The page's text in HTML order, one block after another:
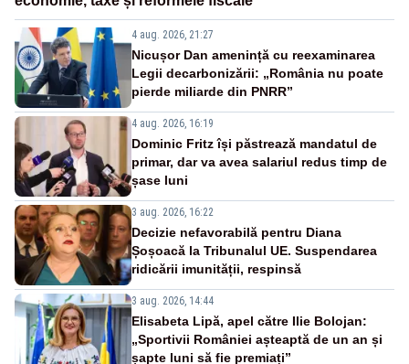
4 aug. 2026, 21:27
Nicușor Dan amenință cu reexaminarea
Legii decarbonizării: „România nu poate
pierde miliarde din PNRR”
4 aug. 2026, 16:19
Dominic Fritz își păstrează mandatul de
primar, dar va avea salariul redus timp de
șase luni
3 aug. 2026, 16:22
Decizie nefavorabilă pentru Diana
Șoșoacă la Tribunalul UE. Suspendarea
ridicării imunității, respinsă
3 aug. 2026, 14:44
Elisabeta Lipă, apel către Ilie Bolojan:
„Sportivii României așteaptă de un an și
șapte luni să fie premiați”